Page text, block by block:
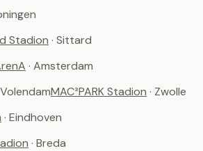
Stadion · Sittard
· Amsterdam
VolendamMAC³PARK Stadion · Zwolle
· Eindhoven
· Breda